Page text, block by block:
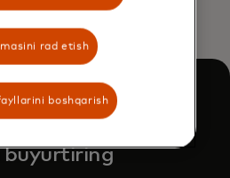
buyurtiring
rad etish
boshqarish